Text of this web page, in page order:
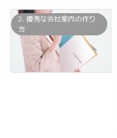
2. 優秀な会社案内の作り
方